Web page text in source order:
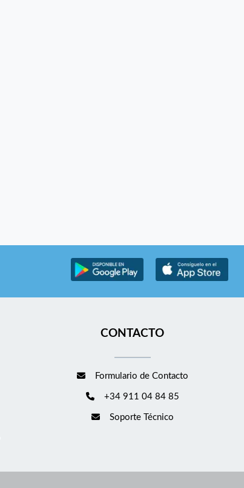
CONTACTO
Formulario de Contacto
+34 911 04 84 85
Soporte Técnico